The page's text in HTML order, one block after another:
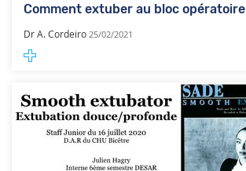
Comment extuber au bloc opératoire
Dr A. Cordeiro 25/02/2021